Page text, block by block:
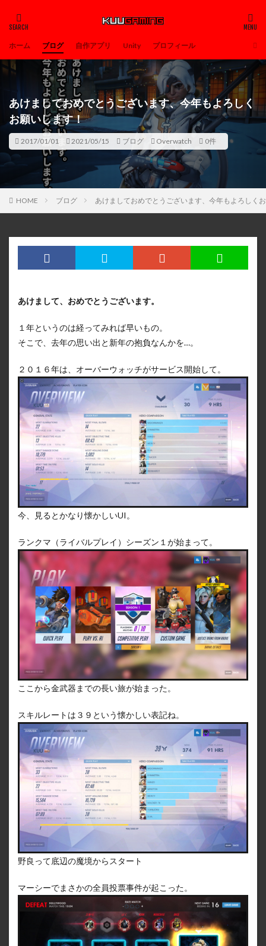
ホーム ブログ 自作アプリ Unity プロフィール
あけましておめでとうございます、今年もよろしく
お願いします！
2017/01/01 2021/05/15 ブログ Overwatch 0件
HOME ブログ あけましておめでとうございます、今年もよろしく
あけまして、おめでとうございます。
１年というのは経ってみれば早いもの。
そこで、去年の思い出と新年の抱負なんかを…。
２０１６年は、オーバーウォッチがサービス開始して。
今、見るとかなり懐かしいUI。
ランクマ（ライバルプレイ）シーズン１が始まって。
ここから金武器までの長い旅が始まった。
スキルレートは３９という懐かしい表記ね。
野良って底辺の魔境からスタート
マーシーでまさかの全員投票事件が起こった。